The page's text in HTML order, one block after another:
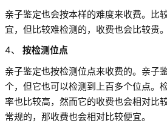
亲子鉴定也会按本样的难度来收费。比
宜，但比较难检测的，收费也会比较贵。
4、 按检测位点
亲子鉴定也按检测位点来收费的。亲子
个，但它也可以检测到上百多个位点。
率也比较高，然而它的收费也会相对比
常规的，那收费也会相对比较便宜。